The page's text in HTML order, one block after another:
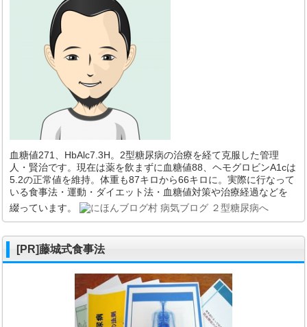
血糖値271、HbAlc7.3H。2型糖尿病の治療を経て克服した管理
人・賢治です。現在は薬を飲まずに血糖値88、ヘモグロビンA1cは
5.2の正常値を維持。体重も87キロから66キロに。実際に行なって
いる食事法・運動・ダイエット法・血糖値対策や治療経過などを
綴っています。
[PR]藤城式食事法